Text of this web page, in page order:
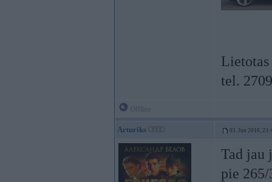
tel.
Arturiks 03. Jun 2010,
Tad jau
pie